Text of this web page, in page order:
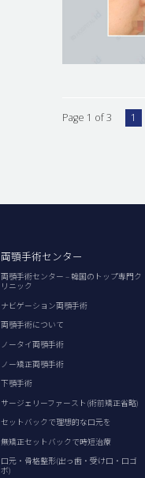
Page 1 of 3 1
両顎手術センター
両顎手術センター – 韓国のトップ専門ク
リニック
ナビゲーション両顎手術
両顎手術について
ノータイ両顎手術
ノー矯正両顎手術
下顎手術
サージェリーファースト(術前矯正省略)
セットバックで理想的な口元を
無矯正セットバックで時短治療
口元・骨格整形(出っ歯・受け口・口ゴ
ボ)